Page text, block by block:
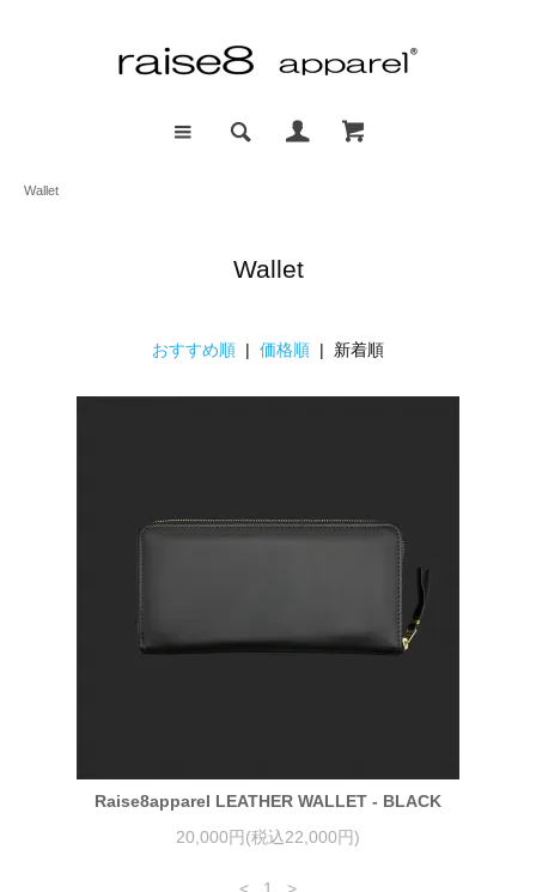
Wallet
Wallet
おすすめ順 | 価格順 | 新着順
Raise8apparel LEATHER WALLET - BLACK
20,000円(税込22,000円)